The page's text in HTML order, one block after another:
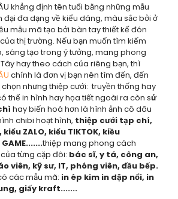
khẳng định tên tuổi bằng những mẫu
đại đa dạng về kiểu dáng, màu sắc bởi ở
mẫu mã tạo bởi bàn tay thiết kế đón
thị trường. Nếu bạn muốn tìm kiếm
sáng tạo trong ý tưởng, mang phong
hay theo cách của riêng bạn, thì
chính là đơn vị bạn nên tìm đến, đến
nhưng thiệp cưới: truyền thống hay
thể in hình hay họa tiết ngoài ra còn sử
hay biến hoá hơn là hình ảnh cô dâu
chibi hoạt hình, thiệp cưới tạp chí,
ZALO, kiểu TIKTOK, kiều
thiệp mang phong cách
của từng cặp đôi: bác sĩ, y tá, công an,
viên, kỹ sư, IT, phóng viên, đầu bếp.
các mẫu mã: in ép kim in dập nổi, in
giấy kraft.......